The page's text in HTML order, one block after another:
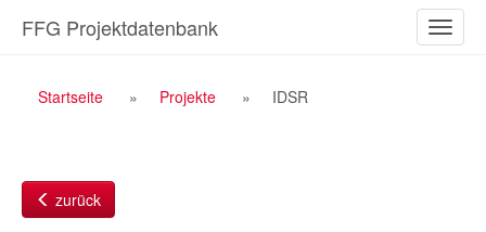
Inhalt
ein-/
FFG Projektdatenbank
Breadcrumb
Startseite Projekte IDSR
zurück